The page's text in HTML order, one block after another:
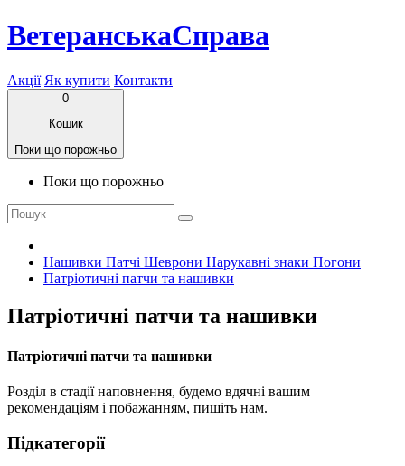
ВетеранськаСправа
Акції Як купити Контакти
0
Кошик
Поки що порожньо
Поки що порожньо
Нашивки Патчі Шеврони Нарукавні знаки Погони
Патріотичні патчи та нашивки
Патріотичні патчи та нашивки
Патріотичні патчи та нашивки
Розділ в стадії наповнення, будемо вдячні вашим
рекомендаціям і побажанням, пишіть нам.
Підкатегорії